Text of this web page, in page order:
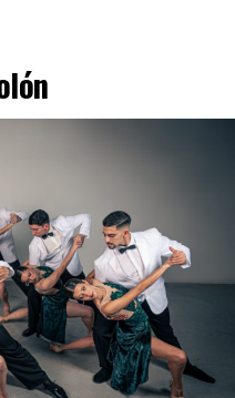
escribir ll what